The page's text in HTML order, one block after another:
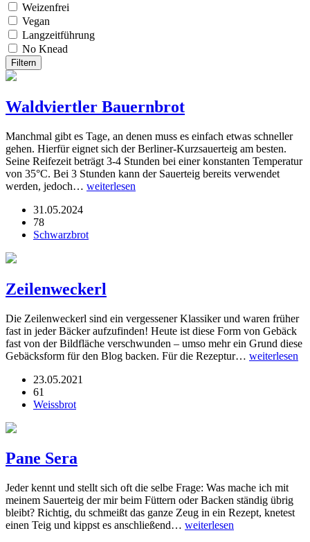
Weizenfrei
Vegan
Langzeitführung
No Knead
Filtern
Waldviertler Bauernbrot
Manchmal gibt es Tage, an denen muss es einfach etwas schneller
gehen. Hierfür eignet sich der Berliner-Kurzsauerteig am besten.
Seine Reifezeit beträgt 3-4 Stunden bei einer konstanten Temperatur
von 35°C. Bei 3 Stunden kann der Sauerteig bereits verwendet
werden, jedoch… weiterlesen
31.05.2024
78
Schwarzbrot
Zeilenweckerl
Die Zeilenweckerl sind ein vergessener Klassiker und waren früher
fast in jeder Bäcker aufzufinden! Heute ist diese Form von Gebäck
fast von der Bildfläche verschwunden – umso mehr ein Grund diese
Gebäcksform für den Blog backen. Für die Rezeptur… weiterlesen
23.05.2021
61
Weissbrot
Pane Sera
Jeder kennt und stellt sich oft die selbe Frage: Was mache ich mit
meinem Sauerteig der mir beim Füttern oder Backen ständig übrig
bleibt? Richtig, du schmeißt das ganze Zeug in ein Rezept, knetest
einen Teig und kippst es anschließend… weiterlesen